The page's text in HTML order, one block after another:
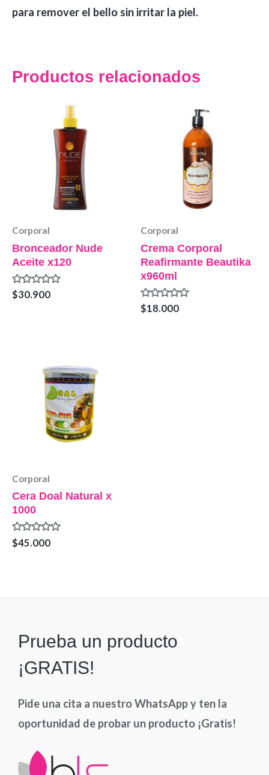
para remover el bello sin irritar la piel.
Productos relacionados
Corporal
Bronceador Nude
Aceite x120
Valorado
en
$30.900
Corporal
Crema Corporal
Reafirmante Beautika
x960ml
Valorado
en
$18.000
Corporal
Cera Doal Natural x
1000
Valorado
en
$45.000
Prueba un producto
¡GRATIS!
Pide una cita a nuestro WhatsApp y ten la
oportunidad de probar un producto ¡Gratis!